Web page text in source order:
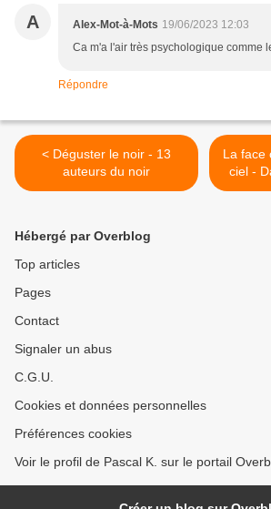
A Alex-Mot-à-Mots 19/06/2023 12:03
Ca m'a l'air très psychologique comme
Répondre
< Déguster le noir - 13
auteurs du noir
La face
Hébergé par Overblog
Top articles
Pages
Contact
Signaler un abus
C.G.U.
Cookies et données personnelles
Préférences cookies
Voir le profil de Pascal K. sur le portail